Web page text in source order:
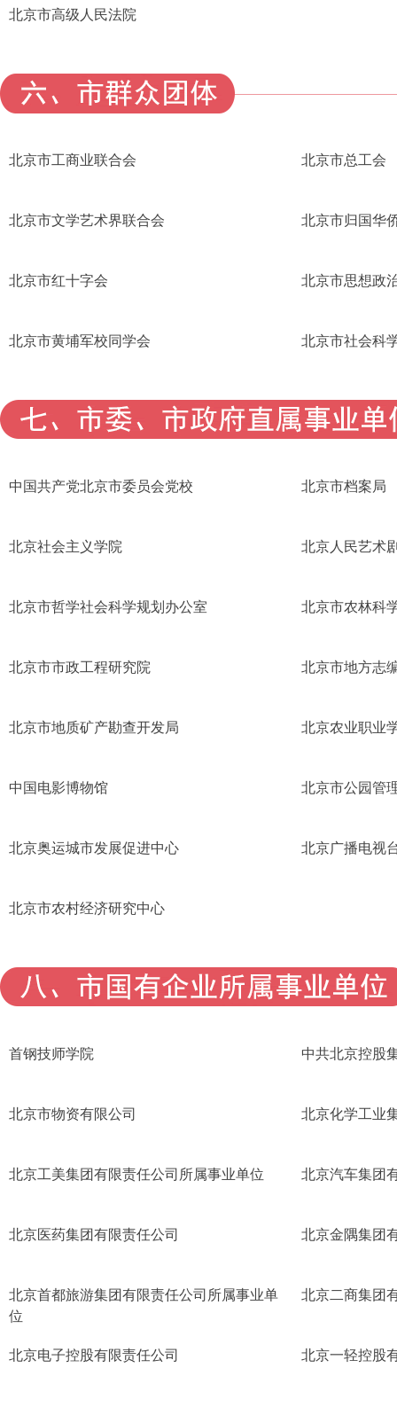
北京市高级人民法院
北京市工商业联合会 北京市总工会
北京市文学艺术界联合会 北京市归国华
北京市红十字会 北京市思想政
北京市黄埔军校同学会 北京市社会科
中国共产党北京市委员会党校 北京市档案局
北京社会主义学院 北京人民艺术
北京市哲学社会科学规划办公室 北京市农林科
北京市市政工程研究院 北京市地方志
北京市地质矿产勘查开发局 北京农业职业
中国电影博物馆 北京市公园管
北京奥运城市发展促进中心 北京广播电视
北京市农村经济研究中心
首钢技师学院 中共北京控股
北京市物资有限公司 北京化学工业
北京工美集团有限责任公司所属事业单位 北京汽车集团
北京医药集团有限责任公司 北京金隅集团
北京首都旅游集团有限责任公司所属事业单
位
北京二商集团
北京电子控股有限责任公司 北京一轻控股